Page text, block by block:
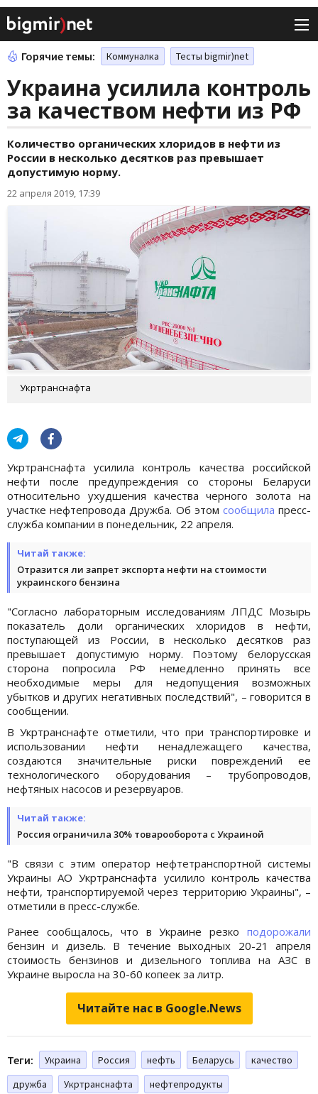
Горячие темы: Коммуналка Тесты bigmir)net
Украина усилила контроль
за качеством нефти из РФ
Количество органических хлоридов в нефти из
России в несколько десятков раз превышает
допустимую норму.
22 апреля 2019, 17:39
Укртранснафта
Укртранснафта усилила контроль качества российской
нефти после предупреждения со стороны Беларуси
относительно ухудшения качества черного золота на
участке нефтепровода Дружба. Об этом сообщила пресс-
служба компании в понедельник, 22 апреля.
Читай также:
Отразится ли запрет экспорта нефти на стоимости
украинского бензина
"Согласно лабораторным исследованиям ЛПДС Мозырь
показатель доли органических хлоридов в нефти,
поступающей из России, в несколько десятков раз
превышает допустимую норму. Поэтому белорусская
сторона попросила РФ немедленно принять все
необходимые меры для недопущения возможных
убытков и других негативных последствий", – говорится в
сообщении.
В Укртранснафте отметили, что при транспортировке и
использовании нефти ненадлежащего качества,
создаются значительные риски повреждений ее
технологического оборудования – трубопроводов,
нефтяных насосов и резервуаров.
Читай также:
Россия ограничила 30% товарооборота с Украиной
"В связи с этим оператор нефтетранспортной системы
Украины АО Укртранснафта усилило контроль качества
нефти, транспортируемой через территорию Украины", –
отметили в пресс-службе.
Ранее сообщалось, что в Украине резко подорожали
бензин и дизель. В течение выходных 20-21 апреля
стоимость бензинов и дизельного топлива на АЗС в
Украине выросла на 30-60 копеек за литр.
Читайте нас в Google.News
Теги: Украина Россия нефть Беларусь
качество
дружба
Укртранснафта нефтепродукты